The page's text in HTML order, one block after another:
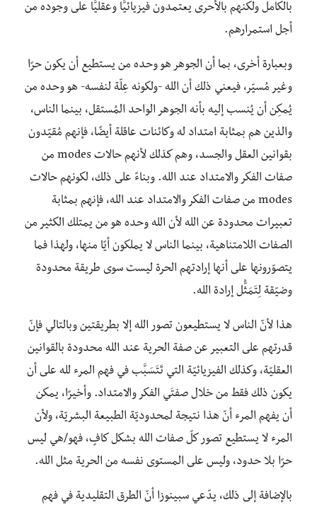
بالكامل ولكنهم بالأحرى يعتمدون فيزيائيًّا وعقليًّا على وجوده من
أجل استمرارهم.
وبعبارة أخرى، بما أن الجوهر هو وحده من يستطيع أن يكون حرًا
وغير مُسيّر، فيعني ذلك أن الله -ولكونه عِلّة لنفسه- هو وحده من
يُمكِن أن يُنسب إليه بأنه الجوهر الواحد المُستقل، بينما الناس،
والذين هم بمثابة امتداد له وكائنات عاقلة أيضًا، فإنهم مُقيّدون
بقوانين العقل والجسد، وهم كذلك لأنهم حالات modes من
صفات الفكر والامتداد عند الله. وبناءً على ذلك، لكونهم حالات
modes من صفات الفكر والامتداد عند الله، فإنهم بمثابة
تعبيرات محدودة عن الله لأن الله وحده هو من يمتلك الكثير من
الصفات اللامتناهية، بينما الناس لا يملكون أيًا منها، ولهذا فما
يتصوّرونها على أنها إرادتهم الحرة ليست سوى طريقة محدودة
وضيّقة لِتَمَثُّل إرادة الله.
هذا لأنّ الناس لا يستطيعون تصور الله إلا بطريقتين وبالتالي فإنّ
قدرتهم على التعبير عن صفة الحرية عند الله محدودة بالقوانين
العقليّة، وكذلك الفيزيائيّة التي تَتَسَبَّب في فهم المرء لله على أن
يكون ذلك فقط من خلال صفتَي الفكر والامتداد. وأخيرًا، يمكن
أن يفهم المرء أنّ هذا نتيجة لمحدوديّة الطبيعة البشريّة، ولأن
المرء لا يستطيع تصور كلّ صفات الله بشكل كافٍ، فهو/هي ليس
حرًا بلا حدود، وليس على المستوى نفسه من الحرية مثل الله.
بالإضافة إلى ذلك، يدّعي سبينوزا أنّ الطرق التقليدية في فهم